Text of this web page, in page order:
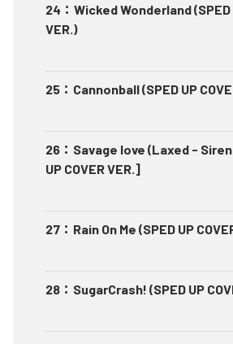
24 ： Wicked Wonderland (SPED
VER.)
25 ： Cannonball (SPED UP
26 ： Savage love (Laxed -
UP COVER VER.]
27 ： Rain On Me (SPED UP
28 ： SugarCrash! (SPED UP